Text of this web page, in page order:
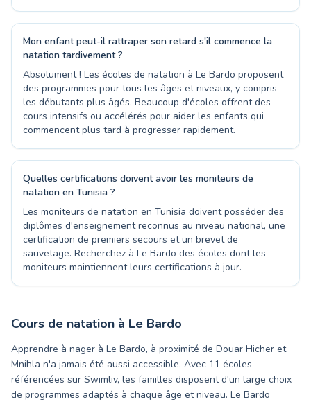
Mon enfant peut-il rattraper son retard s'il commence la
natation tardivement ?
Absolument ! Les écoles de natation à Le Bardo proposent
des programmes pour tous les âges et niveaux, y compris
les débutants plus âgés. Beaucoup d'écoles offrent des
cours intensifs ou accélérés pour aider les enfants qui
commencent plus tard à progresser rapidement.
Quelles certifications doivent avoir les moniteurs de
natation en Tunisia ?
Les moniteurs de natation en Tunisia doivent posséder des
diplômes d'enseignement reconnus au niveau national, une
certification de premiers secours et un brevet de
sauvetage. Recherchez à Le Bardo des écoles dont les
moniteurs maintiennent leurs certifications à jour.
Cours de natation à Le Bardo
Apprendre à nager à Le Bardo, à proximité de Douar Hicher et
Mnihla n'a jamais été aussi accessible. Avec 11 écoles
référencées sur Swimliv, les familles disposent d'un large choix
de programmes adaptés à chaque âge et niveau. Le Bardo